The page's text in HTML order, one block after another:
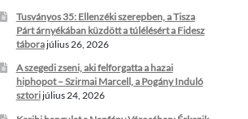
Tusványos 35: Ellenzéki szerepben, a Tisza
Párt árnyékában küzdött a túlélésért a Fidesz
táborajúlius 26, 2026
A szegedi zseni, aki felforgatta a hazai
hiphopot – Szirmai Marcell, a Pogány Induló
sztorijúlius 24, 2026